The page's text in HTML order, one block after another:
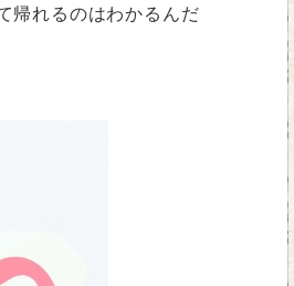
帰れるのはわかるんだ